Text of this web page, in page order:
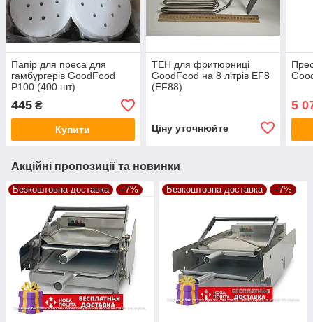
Папір для преса для
гамбургерів GoodFood
P100 (400 шт)
445 ₴
Купити
ТЕН для фритюрниці
GoodFood на 8 літрів EF8
(EF88)
Ціну уточнюйте
5
Акційні пропозиції та новинки
Безкоштовна доставка –7% Безкоштовна доставка –7%